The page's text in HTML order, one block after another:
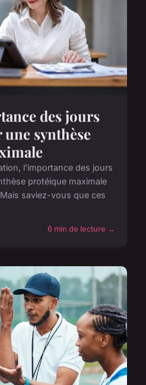
des jours
synthèse
l'importance des jours
protéique maximale
saviez-vous que ces
6 min de lecture →